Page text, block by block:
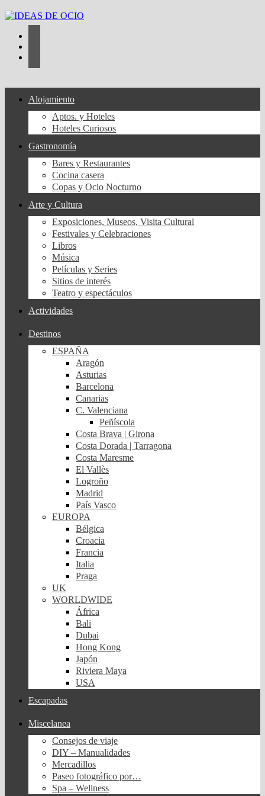
Saltar
al
Alojamiento
Aptos. y Hoteles
Hoteles Curiosos
Gastronomía
Bares y Restaurantes
Cocina casera
Copas y Ocio Nocturno
Arte y Cultura
Exposiciones, Museos, Visita Cultural
Festivales y Celebraciones
Libros
Música
Películas y Series
Sitios de interés
Teatro y espectáculos
Actividades
Destinos
ESPAÑA
Aragón
Asturias
Barcelona
Canarias
C. Valenciana
Peñíscola
Costa Brava | Girona
Costa Dorada | Tarragona
Costa Maresme
El Vallès
Logroño
Madrid
País Vasco
EUROPA
Bélgica
Croacia
Francia
Italia
Praga
UK
WORLDWIDE
África
Bali
Dubai
Hong Kong
Japón
Riviera Maya
USA
Escapadas
Miscelanea
Consejos de viaje
DIY – Manualidades
Mercadillos
Paseo fotográfico por…
Spa – Wellness